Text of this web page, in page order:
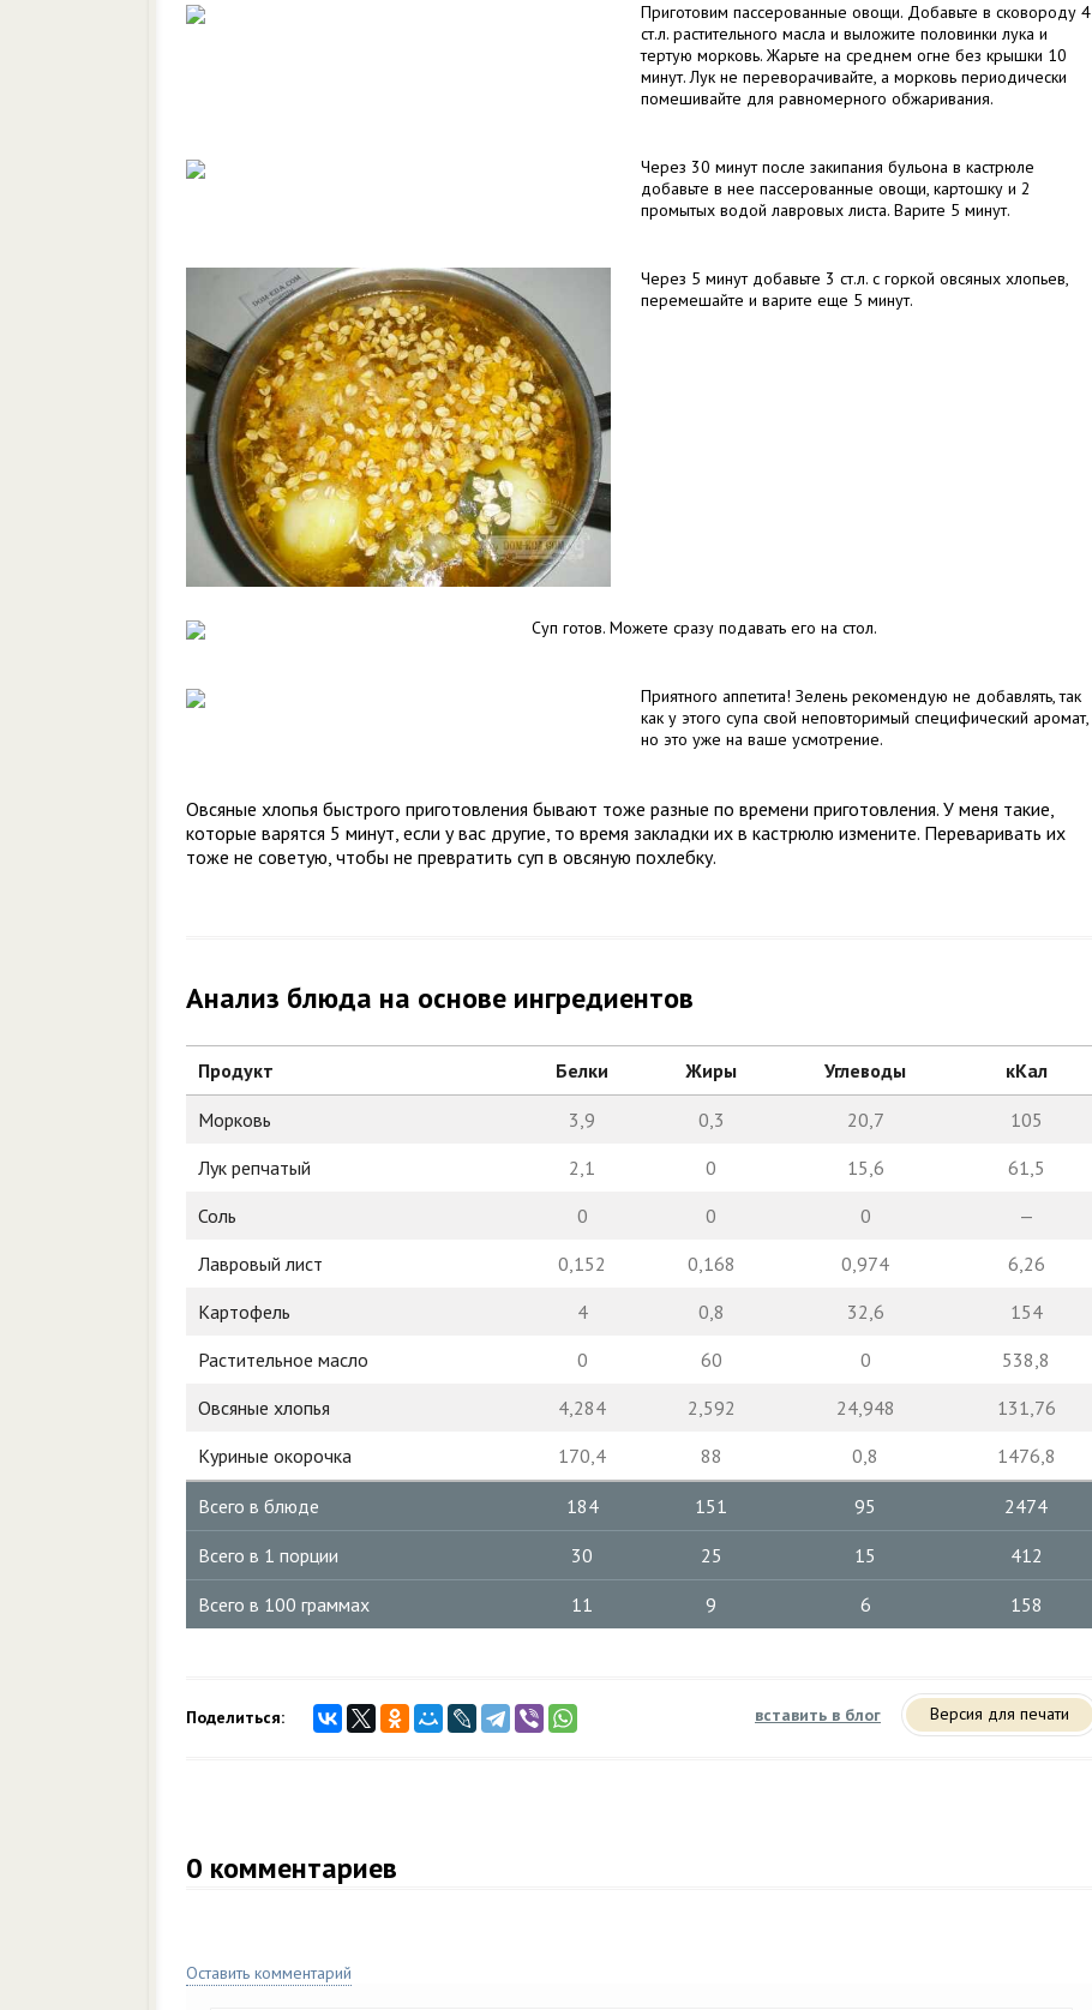
Приготовим пассерованные овощи. Добавьте в сковороду 4
ст.л. растительного масла и выложите половинки лука и
тертую морковь. Жарьте на среднем огне без крышки 10
минут. Лук не переворачивайте, а морковь периодически
помешивайте для равномерного обжаривания.
Через 30 минут после закипания бульона в кастрюле
добавьте в нее пассерованные овощи, картошку и 2
промытых водой лавровых листа. Варите 5 минут.
Через 5 минут добавьте 3 ст.л. с горкой овсяных хлопьев,
перемешайте и варите еще 5 минут.
Суп готов. Можете сразу подавать его на стол.
Приятного аппетита! Зелень рекомендую не добавлять, так
как у этого супа свой неповторимый специфический аромат,
но это уже на ваше усмотрение.
Овсяные хлопья быстрого приготовления бывают тоже разные по времени приготовления. У меня такие,
которые варятся 5 минут, если у вас другие, то время закладки их в кастрюлю измените. Переваривать их
тоже не советую, чтобы не превратить суп в овсяную похлебку.
Анализ блюда на основе ингредиентов
Продукт Белки Жиры Углеводы кКал
Морковь 3,9 0,3 20,7
105
Лук репчатый
2,1 0 15,6
61,5
Соль
0 0 0
—
Лавровый лист
0,152 0,168 0,974
6,26
Картофель
4 0,8 32,6
154
Растительное масло
0 60 0
538,8
Овсяные хлопья
4,284 2,592 24,948
131,76
Куриные окорочка
170,4 88 0,8 1476,8
Всего в блюде 184 151 95 2474
Всего в 1 порции 30 25 15 412
Всего в 100 граммах 11 9 6 158
Поделиться: вставить в блог Версия для печати
0 комментариев
Оставить комментарий